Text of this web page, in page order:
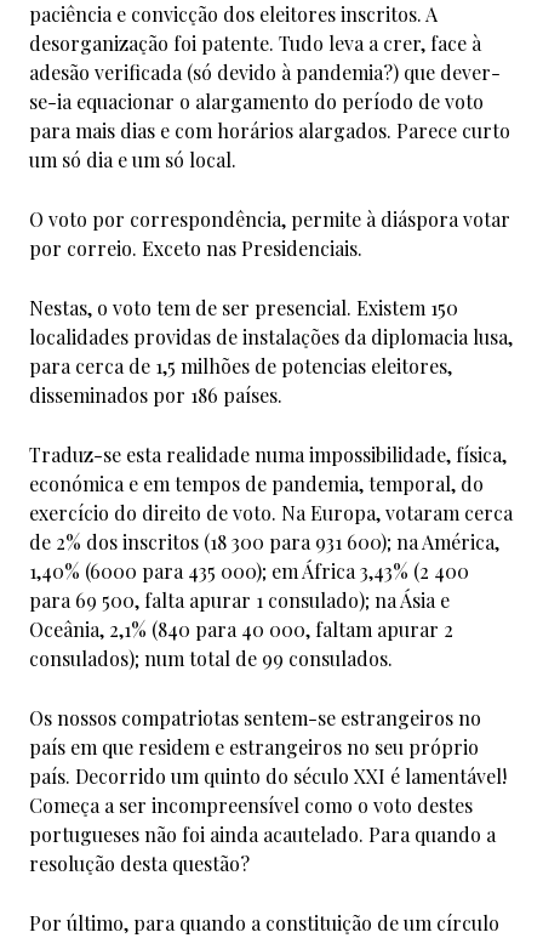
paciência e convicção dos eleitores inscritos. A
desorganização foi patente. Tudo leva a crer, face à
adesão verificada (só devido à pandemia?) que dever-
se-ia equacionar o alargamento do período de voto
para mais dias e com horários alargados. Parece curto
um só dia e um só local.
O voto por correspondência, permite à diáspora votar
por correio. Exceto nas Presidenciais.
Nestas, o voto tem de ser presencial. Existem 150
localidades providas de instalações da diplomacia lusa,
para cerca de 1,5 milhões de potencias eleitores,
disseminados por 186 países.
Traduz-se esta realidade numa impossibilidade, física,
económica e em tempos de pandemia, temporal, do
exercício do direito de voto. Na Europa, votaram cerca
de 2% dos inscritos (18 300 para 931 600); na América,
1,40% (6000 para 435 000); em África 3,43% (2 400
para 69 500, falta apurar 1 consulado); na Ásia e
Oceânia, 2,1% (840 para 40 000, faltam apurar 2
consulados); num total de 99 consulados.
Os nossos compatriotas sentem-se estrangeiros no
país em que residem e estrangeiros no seu próprio
país. Decorrido um quinto do século XXI é lamentável!
Começa a ser incompreensível como o voto destes
portugueses não foi ainda acautelado. Para quando a
resolução desta questão?
Por último, para quando a constituição de um círculo